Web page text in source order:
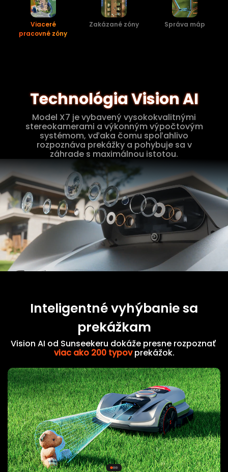
Viaceré
pracovné zóny
Zakázané zóny Správa máp
Technológia Vision AI
Model X7 je vybavený vysokokvalitnými
stereokamerami a výkonným výpočtovým
systémom, vďaka čomu spoľahlivo
rozpoznáva prekážky a pohybuje sa v
záhrade s maximálnou istotou.
Inteligentné vyhýbanie sa
prekážkam
Vision AI od Sunseekeru dokáže presne rozpoznať
viac ako 200 typovprekážok.